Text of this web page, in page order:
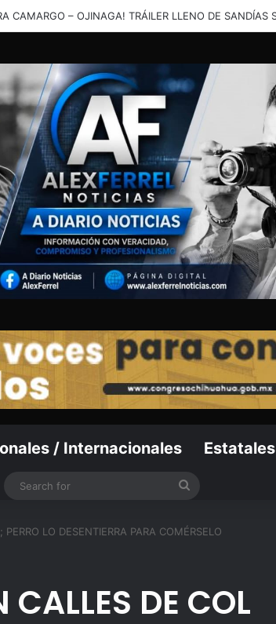
/ Internacionales Estatales
Search
LO DESENTIERRA PARA COMÉRSELO
CALLES DE COL